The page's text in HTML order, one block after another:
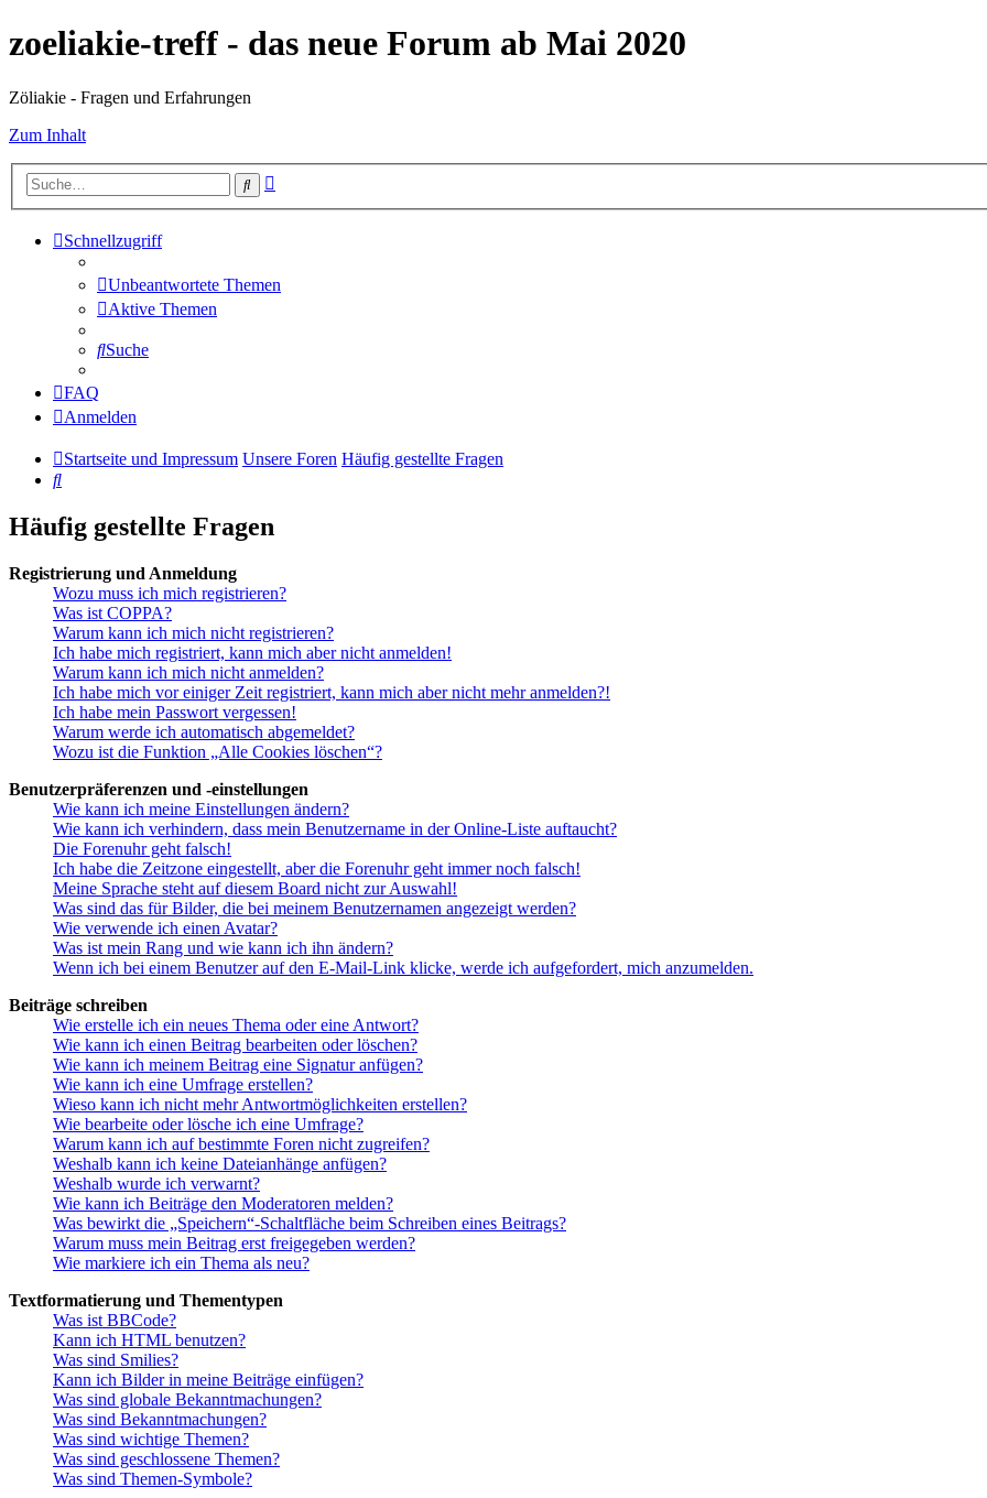
zoeliakie-treff - das neue Forum ab Mai 2020
Zöliakie - Fragen und Erfahrungen
Zum Inhalt
Suche
Schnellzugriff
Unbeantwortete Themen
Aktive Themen
Suche
FAQ
Anmelden
Startseite und Impressum Unsere Foren Häufig gestellte Fragen
Suche
Häufig gestellte Fragen
Registrierung und Anmeldung
Wozu muss ich mich registrieren?
Was ist COPPA?
Warum kann ich mich nicht registrieren?
Ich habe mich registriert, kann mich aber nicht anmelden!
Warum kann ich mich nicht anmelden?
Ich habe mich vor einiger Zeit registriert, kann mich aber nicht mehr anmelden?!
Ich habe mein Passwort vergessen!
Warum werde ich automatisch abgemeldet?
Wozu ist die Funktion „Alle Cookies löschen“?
Benutzerpräferenzen und -einstellungen
Wie kann ich meine Einstellungen ändern?
Wie kann ich verhindern, dass mein Benutzername in der Online-Liste auftaucht?
Die Forenuhr geht falsch!
Ich habe die Zeitzone eingestellt, aber die Forenuhr geht immer noch falsch!
Meine Sprache steht auf diesem Board nicht zur Auswahl!
Was sind das für Bilder, die bei meinem Benutzernamen angezeigt werden?
Wie verwende ich einen Avatar?
Was ist mein Rang und wie kann ich ihn ändern?
Wenn ich bei einem Benutzer auf den E-Mail-Link klicke, werde ich aufgefordert, mich anzumelden.
Beiträge schreiben
Wie erstelle ich ein neues Thema oder eine Antwort?
Wie kann ich einen Beitrag bearbeiten oder löschen?
Wie kann ich meinem Beitrag eine Signatur anfügen?
Wie kann ich eine Umfrage erstellen?
Wieso kann ich nicht mehr Antwortmöglichkeiten erstellen?
Wie bearbeite oder lösche ich eine Umfrage?
Warum kann ich auf bestimmte Foren nicht zugreifen?
Weshalb kann ich keine Dateianhänge anfügen?
Weshalb wurde ich verwarnt?
Wie kann ich Beiträge den Moderatoren melden?
Was bewirkt die „Speichern“-Schaltfläche beim Schreiben eines Beitrags?
Warum muss mein Beitrag erst freigegeben werden?
Wie markiere ich ein Thema als neu?
Textformatierung und Thementypen
Was ist BBCode?
Kann ich HTML benutzen?
Was sind Smilies?
Kann ich Bilder in meine Beiträge einfügen?
Was sind globale Bekanntmachungen?
Was sind Bekanntmachungen?
Was sind wichtige Themen?
Was sind geschlossene Themen?
Was sind Themen-Symbole?